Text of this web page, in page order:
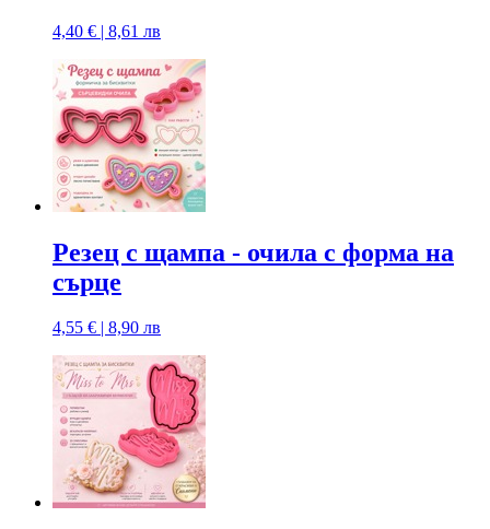
4,40 € | 8,61 лв
Резец с щампа - очила с форма на
сърце
4,55 € | 8,90 лв